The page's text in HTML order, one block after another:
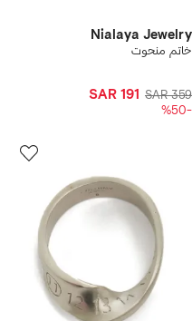
Nialaya Jewelry
خاتم منحوت
SAR 359
SAR 191
-%50